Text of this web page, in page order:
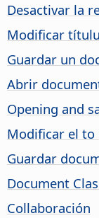
Desactivar la
Modificar
Guardar un
Abrir
Opening and
Modificar el
Guardar
Document
Collaboración